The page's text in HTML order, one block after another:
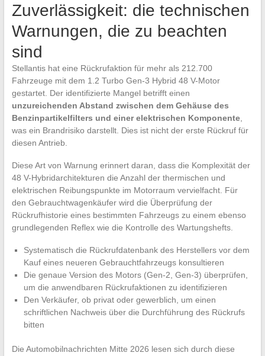
Zuverlässigkeit: die technischen
Warnungen, die zu beachten
sind
Stellantis hat eine Rückrufaktion für mehr als 212.700
Fahrzeuge mit dem 1.2 Turbo Gen-3 Hybrid 48 V-Motor
gestartet. Der identifizierte Mangel betrifft einen
unzureichenden Abstand zwischen dem Gehäuse des
Benzinpartikelfilters und einer elektrischen Komponente,
was ein Brandrisiko darstellt. Dies ist nicht der erste Rückruf für
diesen Antrieb.
Diese Art von Warnung erinnert daran, dass die Komplexität der
48 V-Hybridarchitekturen die Anzahl der thermischen und
elektrischen Reibungspunkte im Motorraum vervielfacht. Für
den Gebrauchtwagenkäufer wird die Überprüfung der
Rückrufhistorie eines bestimmten Fahrzeugs zu einem ebenso
grundlegenden Reflex wie die Kontrolle des Wartungshefts.
Systematisch die Rückrufdatenbank des Herstellers vor dem
Kauf eines neueren Gebrauchtfahrzeugs konsultieren
Die genaue Version des Motors (Gen-2, Gen-3) überprüfen,
um die anwendbaren Rückrufaktionen zu identifizieren
Den Verkäufer, ob privat oder gewerblich, um einen
schriftlichen Nachweis über die Durchführung des Rückrufs
bitten
Die Automobilnachrichten Mitte 2026 lesen sich durch diese